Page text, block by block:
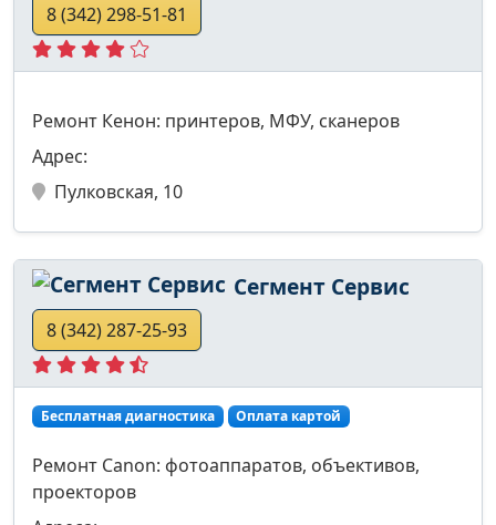
8 (342) 298-51-81
Ремонт Кенон: принтеров, МФУ, сканеров
Адрес:
Пулковская, 10
Сегмент Сервис
8 (342) 287-25-93
Бесплатная диагностика Оплата картой
Ремонт Canon: фотоаппаратов, объективов,
проекторов